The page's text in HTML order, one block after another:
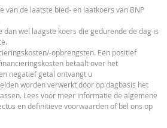
weer. De calculator gaat uit van een
terwijl dit percentage in
veranderen. De rendementen van producten
die niet in euro noteert, kunnen worden
calculator houdt geen rekening met het
spread), eventuele dividenden of
van het periodiek doorrollen van futures
gelaten. Ook door afrondingen kunnen
van de ontwikkelingen van waarden in de
van de laatste bied- en laatkoers van BNP
wel laagste koers die gedurende de dag is
opbrengsten. Een positief
betaalt over het
negatief getal ontvangt u
worden verwerkt door op dagbasis het
Lees voor meer informatie de algemene
en definitieve voorwaarden of bel ons op